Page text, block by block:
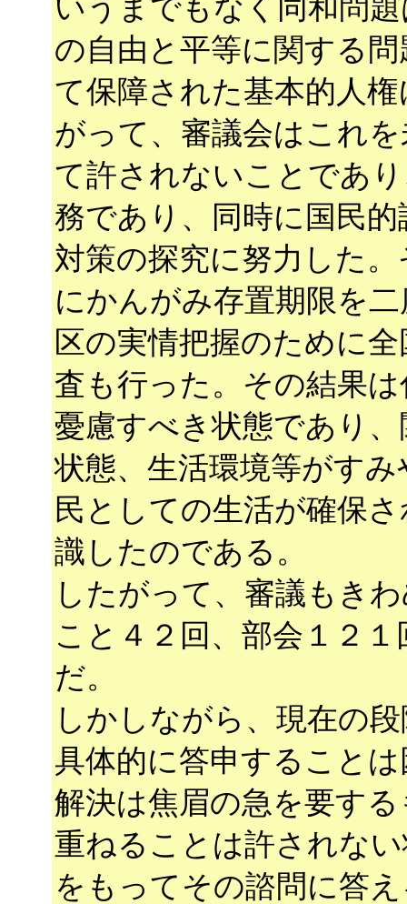
いうまでもなく同和問
の自由と平等に関する
て保障された基本的人
がって、審議会はこれ
て許されないことであ
務であり、同時に国民
対策の探究に努力した
にかんがみ存置期限を
区の実情把握のために
査も行った。その結果
憂慮すべき状態であり
状態、生活環境等がす
民としての生活が確保
識したのである。
したがって、審議もき
こと４２回、部会１２
だ。
しかしながら、現在の
具体的に答申すること
解決は焦眉の急を要す
重ねることは許されな
をもってその諮問に答